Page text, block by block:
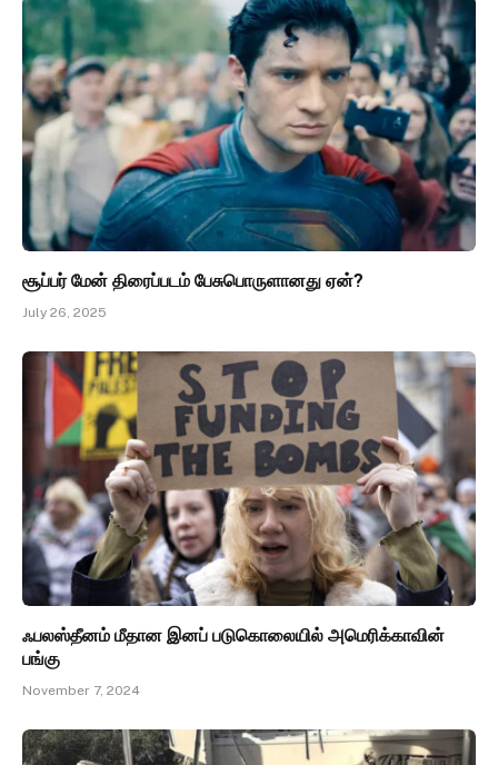
சூப்பர் மேன் திரைப்படம் பேசுபொருளானது ஏன்?
July 26, 2025
ஃபலஸ்தீனம் மீதான இனப் படுகொலையில் அமெரிக்காவின்
பங்கு
November 7, 2024